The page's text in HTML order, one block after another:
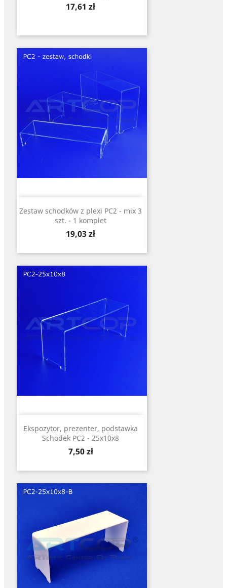
Cena
17,61 zł
Zestaw schodków z plexi PC2 - mix 3
szt. - 1 komplet
Cena
19,03 zł
Ekspozytor, prezenter, podstawka
Schodek PC2 - 25x10x8
Cena
7,50 zł